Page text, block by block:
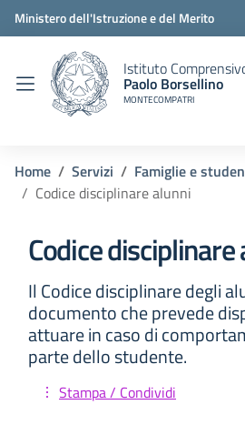
Ministero dell'Istruzione e del Merito
Istituto
Paolo Borsellino
MONTECOMPATRI
Home Servizi
Famiglie e
Codice disciplinare alunni
Codice disciplinare
Il Codice disciplinare degli
documento che prevede
attuare in caso di
parte dello studente.
Stampa / Condividi